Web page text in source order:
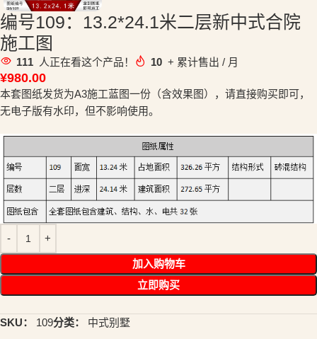
编号109：13.2*24.1米二层新中式合院
施工图
111 人正在看这个产品！ 10 + 累计售出 / 月
¥980.00
本套图纸发货为A3施工蓝图一份（含效果图），请直接购买即可，
无电子版有水印，但不影响使用。
加入购物车
立即购买
SKU： 109分类： 中式别墅